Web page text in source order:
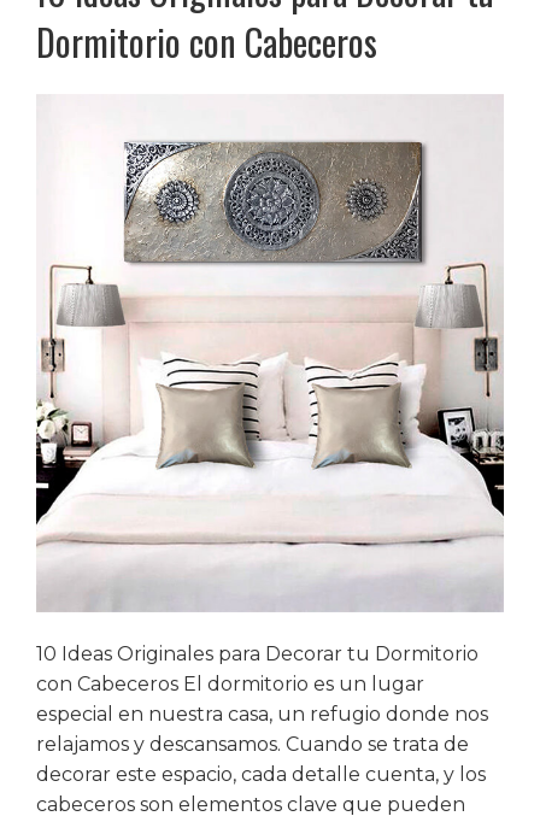
patio
pequeño»
Dormitorio con Cabeceros
10 Ideas Originales para Decorar tu Dormitorio
con Cabeceros El dormitorio es un lugar
especial en nuestra casa, un refugio donde nos
relajamos y descansamos. Cuando se trata de
decorar este espacio, cada detalle cuenta, y los
cabeceros son elementos clave que pueden